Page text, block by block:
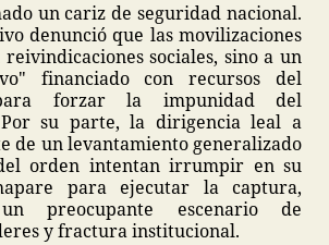
un cariz de seguridad nacional.
denunció que las movilizaciones
sociales, sino a un
financiado con recursos del
forzar la impunidad del
Por su parte, la dirigencia leal a
de un levantamiento generalizado
orden intentan irrumpir en su
para ejecutar la captura,
un preocupante escenario de
y fractura institucional.